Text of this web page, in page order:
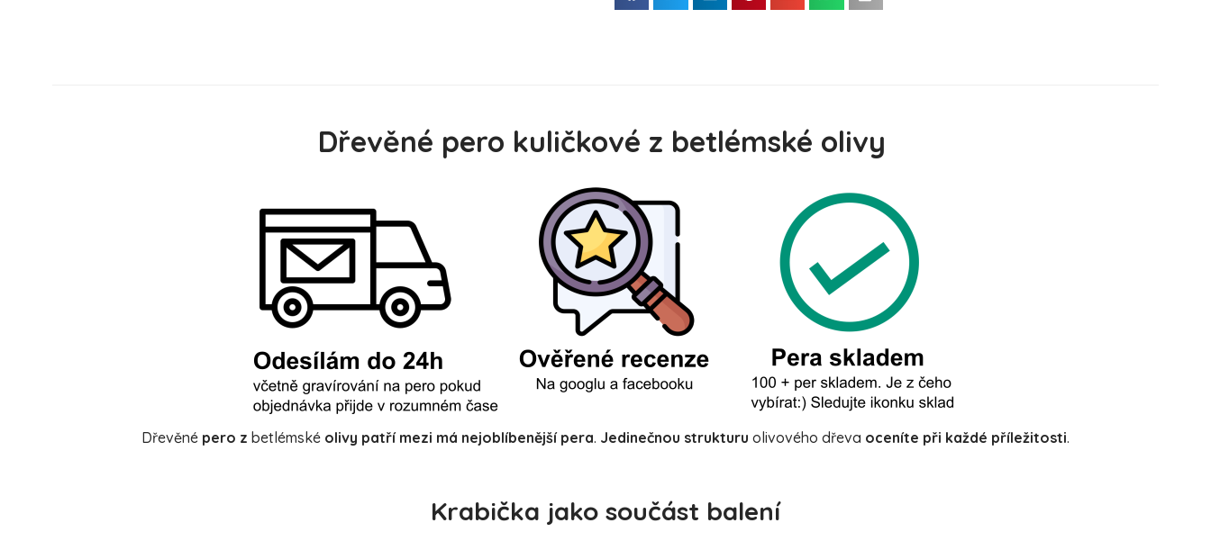
Dřevěné pero kuličkové z betlémské olivy
Dřevěné pero z betlémské olivy patří mezi má nejoblíbenější pera. Jedinečnou strukturu olivového dřeva oceníte při každé příležitosti.
Krabička jako součást balení